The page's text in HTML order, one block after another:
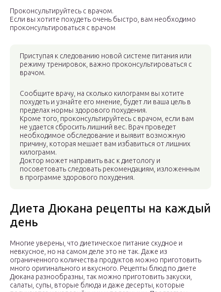
Проконсультируйтесь с врачом.
Если вы хотите похудеть очень быстро, вам необходимо
проконсультироваться с врачом
Приступая к следованию новой системе питания или
режиму тренировок, важно проконсультироваться с
врачом.
Сообщите врачу, на сколько килограмм вы хотите
похудеть и узнайте его мнение, будет ли ваша цель в
пределах нормы здорового похудения.
Кроме того, проконсультируйтесь с врачом, если вам
не удается сбросить лишний вес. Врач проведет
необходимое обследование и выявит возможную
причину, которая мешает вам избавиться от лишних
килограмм.
Доктор может направить вас к диетологу и
посоветовать следовать рекомендациям, изложенным
в программе здорового похудения.
Диета Дюкана рецепты на каждый
день
Многие уверены, что диетическое питание скудное и
невкусное, но на самом деле это не так. Даже из
ограниченного количества продуктов можно приготовить
много оригинального и вкусного. Рецепты блюд по диете
Дюкана разнообразны, так можно приготовить закуски,
салаты, супы, вторые блюда и даже десерты, которые